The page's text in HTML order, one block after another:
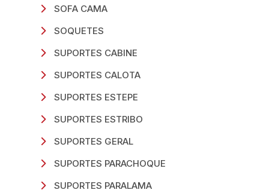
SOFA CAMA
SOQUETES
SUPORTES CABINE
SUPORTES CALOTA
SUPORTES ESTEPE
SUPORTES ESTRIBO
SUPORTES GERAL
SUPORTES PARACHOQUE
SUPORTES PARALAMA